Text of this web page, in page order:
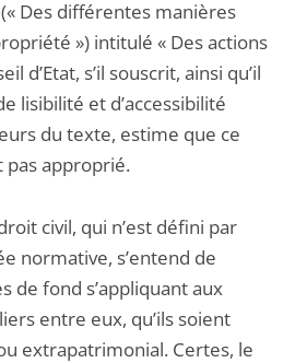
Des différentes manières
») intitulé « Des actions
d’Etat, s’il souscrit, ainsi qu’il
lisibilité et d’accessibilité
du texte, estime que ce
pas approprié.
civil, qui n’est défini par
normative, s’entend de
de fond s’appliquant aux
entre eux, qu’ils soient
extrapatrimonial. Certes, le